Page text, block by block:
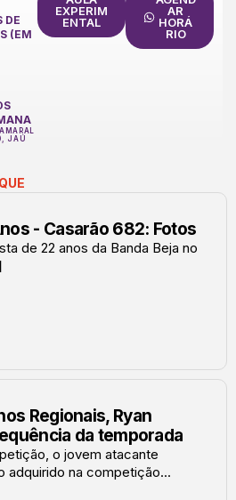
DE
(EM
JAÚ
EXPERIM
ENTAL
AR
HORÁ
RIO
- Casarão 682: Fotos
de 22 anos da Banda Beja no
Regionais, Ryan
da temporada
o jovem atacante
adquirido na competição...